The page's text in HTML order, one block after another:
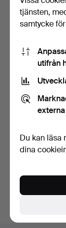
strålkastare,
Du kan också
tjänsten,
samtycke
utifrån
Du kan läsa
dina